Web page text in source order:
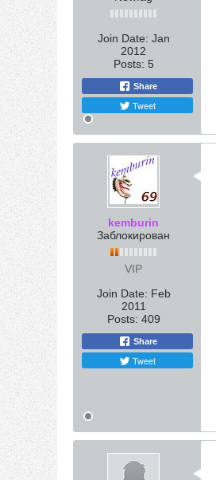
Join Date: Jan
2012
Posts: 5
Share
Tweet
kemburin
Заблокирован
VIP
Join Date: Feb
2011
Posts: 409
Share
Tweet